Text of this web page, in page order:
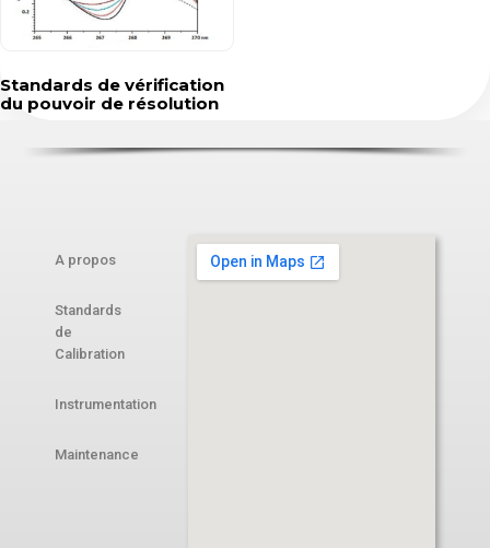
Standards de vérification
du pouvoir de résolution
A propos
Standards
de
Calibration
Instrumentation
Maintenance